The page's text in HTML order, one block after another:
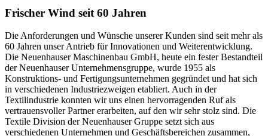
Frischer Wind seit 60 Jahren
Die Anforderungen und Wünsche unserer Kunden sind seit mehr als
60 Jahren unser Antrieb für Innovationen und Weiterentwicklung.
Die Neuenhauser Maschinenbau GmbH, heute ein fester Bestandteil
der Neuenhauser Unternehmensgruppe, wurde 1955 als
Konstruktions- und Fertigungsunternehmen gegründet und hat sich
in verschiedenen Industriezweigen etabliert. Auch in der
Textilindustrie konnten wir uns einen hervorragenden Ruf als
vertrauensvoller Partner erarbeiten, auf den wir sehr stolz sind. Die
Textile Division der Neuenhauser Gruppe setzt sich aus
verschiedenen Unternehmen und Geschäftsbereichen zusammen,